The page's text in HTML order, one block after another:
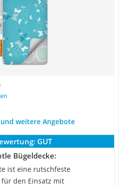
weitere Angebote
GUT
Bügeldecke:
ist eine rutschfeste
den Einsatz mit